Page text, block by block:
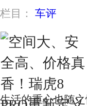
栏目： 车评
生活的重心也随